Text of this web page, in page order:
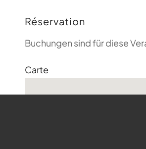
Réservation
Buchungen sind für diese
Carte